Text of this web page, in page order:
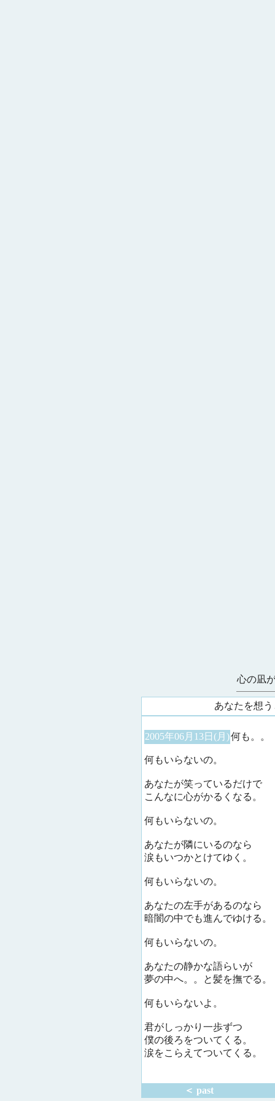
心の凪
あなたを想
2005年06月13日(月)何も。。
何もいらないの。
あなたが笑っているだけで
こんなに心がかるくなる。
何もいらないの。
あなたが隣にいるのなら
涙もいつかとけてゆく。
何もいらないの。
あなたの左手があるのなら
暗闇の中でも進んでゆける。
何もいらないの。
あなたの静かな語らいが
夢の中へ。。と髪を撫でる。
何もいらないよ。
君がしっかり一歩ずつ
僕の後ろをついてくる。
涙をこらえてついてくる。
＜ past